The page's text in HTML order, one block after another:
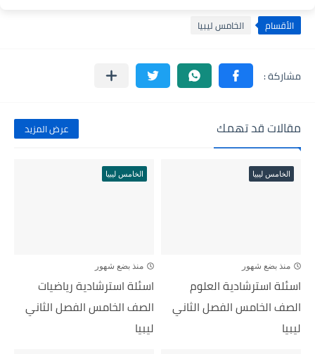
الأقسام الخامس ليبيا
مقالات قد تهمك عرض المزيد
الخامس ليبيا
منذ بضع شهور
اسئلة استرشادية العلوم
الصف الخامس الفصل الثاني
ليبيا
الخامس ليبيا
منذ بضع شهور
اسئلة استرشادية رياضيات
الصف الخامس الفصل الثاني
ليبيا